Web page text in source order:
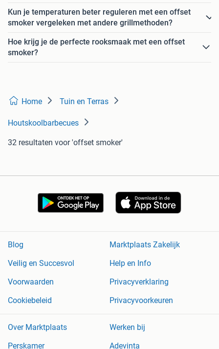
Kun je temperaturen beter reguleren met een offset
smoker vergeleken met andere grillmethoden?
Hoe krijg je de perfecte rooksmaak met een offset
smoker?
Home Tuin en Terras
Houtskoolbarbecues
32 resultaten voor 'offset smoker'
Blog
Marktplaats Zakelijk
Veilig en Succesvol
Help en Info
Voorwaarden
Privacyverklaring
Cookiebeleid
Privacyvoorkeuren
Over Marktplaats
Werken bij
Perskamer
Adevinta